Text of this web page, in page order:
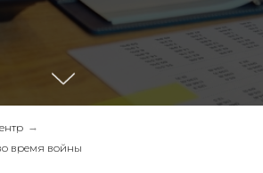
→
время войны